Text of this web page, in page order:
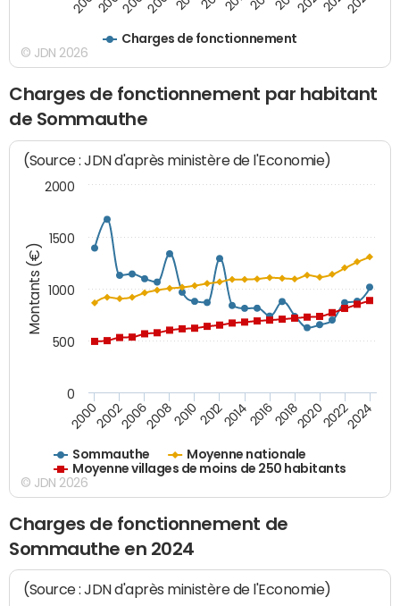
Charges de fonctionnement
© JDN 2026
Charges de fonctionnement par habitant
de Sommauthe
Montants (€)
(Source : JDN d'après ministère de l'Economie)
Sommauthe
Moyenne nationale
Moyenne villages de moins de 250 habitants
200020022006200820102012201420162018202020222024
500
1000
1500
0
2000
© JDN 2026
Charges de fonctionnement de
Sommauthe en 2024
(Source : JDN d'après ministère de l'Economie)